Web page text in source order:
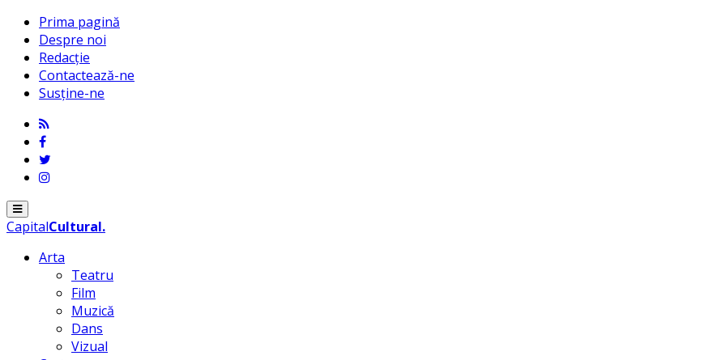
Prima pagină
Despre noi
Redacție
Contactează-ne
Susține-ne
Menu
CapitalCultural.
Arta
Teatru
Film
Muzică
Dans
Vizual